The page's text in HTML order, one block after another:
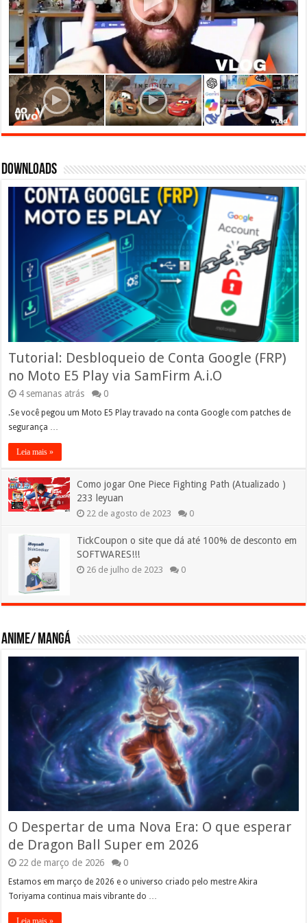
Downloads
Tutorial: Desbloqueio de Conta Google (FRP)
no Moto E5 Play via SamFirm A.i.O
4 semanas atrás 0
.Se você pegou um Moto E5 Play travado na conta Google com patches de
segurança …
Leia mais »
Como jogar One Piece Fighting Path (Atualizado )
233 leyuan
22 de agosto de 2023 0
TickCoupon o site que dá até 100% de desconto em
SOFTWARES!!!
26 de julho de 2023 0
Anime/ Mangá
O Despertar de uma Nova Era: O que esperar
de Dragon Ball Super em 2026
22 de março de 2026 0
Estamos em março de 2026 e o universo criado pelo mestre Akira
Toriyama continua mais vibrante do …
Leia mais »